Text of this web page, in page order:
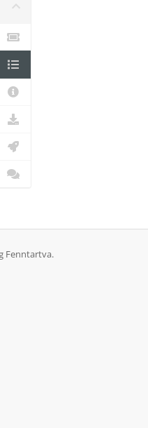
Fenntartva.